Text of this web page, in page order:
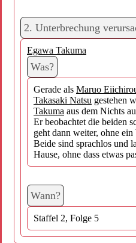
2. Unterbrechung
Egawa Takuma
Was?
Gerade als Maruo
Takasaki Natsu gestehen
Takuma aus dem Nichts
Er beobachtet die beiden
geht dann weiter, ohne ein
Beide sind sprachlos und
Hause, ohne dass etwas
Wann?
Staffel 2, Folge 5